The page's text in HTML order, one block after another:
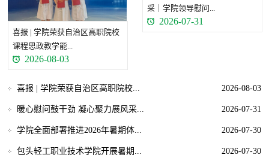
喜报 | 学院荣获自治区高职院校
课程思政教学能...
2026-08-03
采｜学院领导慰问...
2026-07-31
喜报 | 学院荣获自治区高职院校... 2026-08-03
暖心慰问鼓干劲 凝心聚力展风采... 2026-07-31
学院全面部署推进2026年暑期体... 2026-07-30
包头轻工职业技术学院开展暑期... 2026-07-30